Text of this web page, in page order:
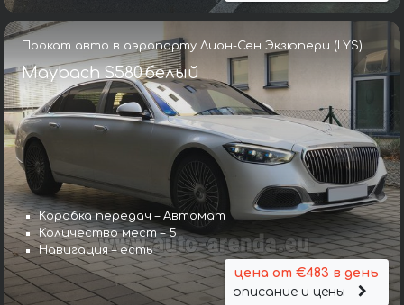
Прокат авто в аэропорту Лион-Сен Экзюпери (LYS)
Maybach S580 белый
Коробка передач – Автомат
Количество мест – 5
Навигация – есть
цена от €483 в день
описание и цены